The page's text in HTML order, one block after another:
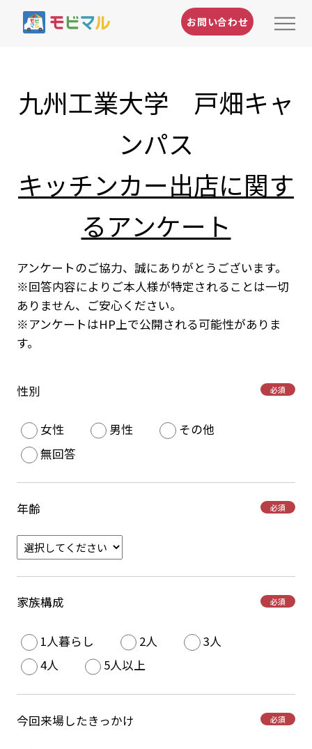
お問い合わせ
九州工業大学 戸畑キャ
ンパス
キッチンカー出店に関す
るアンケート
アンケートのご協力、誠にありがとうございます。
※回答内容によりご本人様が特定されることは一切
ありません、ご安心ください。
※アンケートはHP上で公開される可能性がありま
す。
性別 必須
女性 男性
その他
無回答
年齢 必須
家族構成 必須
1人暮らし 2人
3人
4人
5人以上
今回来場したきっかけ 必須